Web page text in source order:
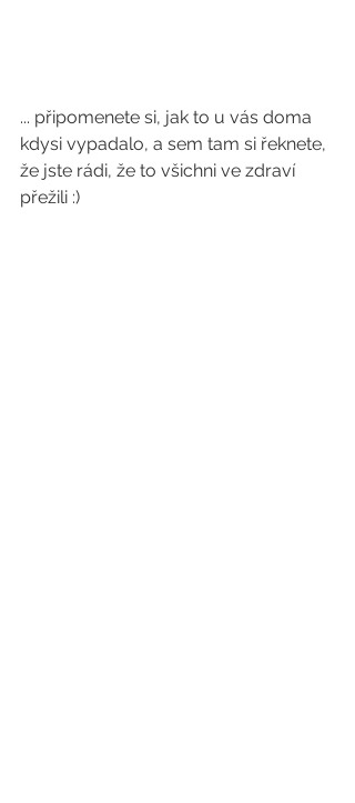
... připomenete si, jak to u vás doma
kdysi vypadalo, a sem tam si řeknete,
že jste rádi, že to všichni ve zdraví
přežili :)